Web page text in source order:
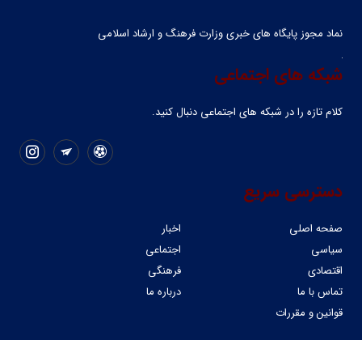
نماد مجوز پایگاه های خبری وزارت فرهنگ و ارشاد اسلامی
شبکه های اجتماعی
کلام تازه را در شبکه ‌های اجتماعی دنبال کنید.
دسترسی سریع
صفحه اصلی
اخبار
سیاسی
اجتماعی
اقتصادی
فرهنگی
تماس با ما
درباره ما
قوانین و مقررات